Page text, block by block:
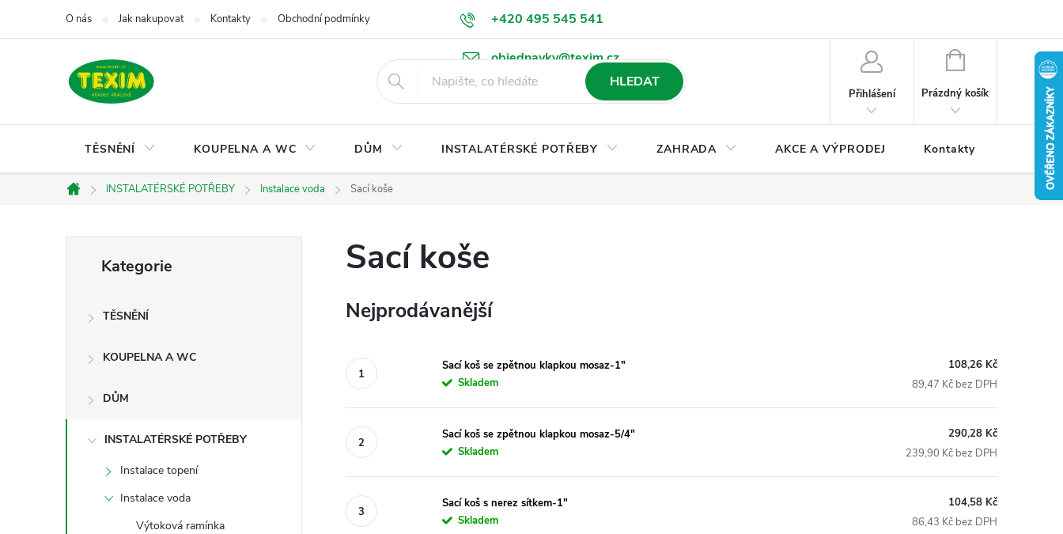
+420 495 545 541
objednavky@texim.cz
O nás Jak nakupovat Kontakty Obchodní podmínky Podmínky ochrany osobních údajů Ke stažení
HLEDAT
Přihlášení
NÁKUPNÍ
Prázdný košík
TĚSNĚNÍ KOUPELNA A WC DŮM INSTALATÉRSKÉ POTŘEBY ZAHRADA AKCE A VÝPRODEJ Kontakty
Domů
INSTALATÉRSKÉ POTŘEBY Instalace voda Sací koše
r
kategorieKategorie
TĚSNĚNÍ
KOUPELNA A WC
DŮM
INSTALATÉRSKÉ POTŘEBY
Instalace topení
Instalace voda
Výtoková ramínka
Sací koše
Nejprodávanější
Sací koš se zpětnou klapkou mosaz-1"
Skladem
108,26 Kč
89,47 Kč bez DPH
Sací koš se zpětnou klapkou mosaz-5/4"
Skladem
290,28 Kč
239,90 Kč bez DPH
Sací koš s nerez sítkem-1"
Skladem
104,58 Kč
86,43 Kč bez DPH